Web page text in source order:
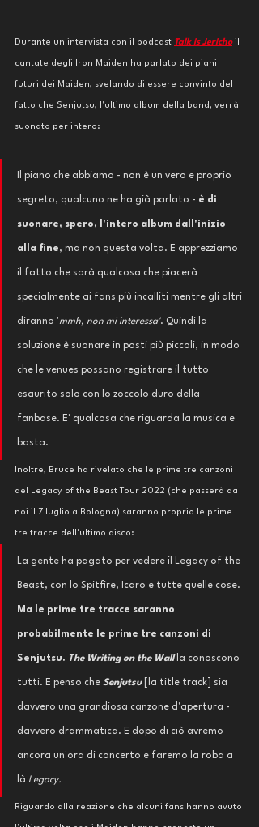
Durante un'intervista con il podcast Talk is Jericho il
cantate degli Iron Maiden ha parlato dei piani
futuri dei Maiden, svelando di essere convinto del
fatto che Senjutsu, l'ultimo album della band, verrà
suonato per intero:
Il piano che abbiamo - non è un vero e proprio
segreto, qualcuno ne ha già parlato - è di
suonare, spero, l'intero album dall'inizio
alla fine, ma non questa volta. E apprezziamo
il fatto che sarà qualcosa che piacerà
specialmente ai fans più incalliti mentre gli altri
diranno 'mmh, non mi interessa'. Quindi la
soluzione è suonare in posti più piccoli, in modo
che le venues possano registrare il tutto
esaurito solo con lo zoccolo duro della
fanbase. E' qualcosa che riguarda la musica e
basta.
Inoltre, Bruce ha rivelato che le prime tre canzoni
del Legacy of the Beast Tour 2022 (che passerà da
noi il 7 luglio a Bologna) saranno proprio le prime
tre tracce dell'ultimo disco:
La gente ha pagato per vedere il Legacy of the
Beast, con lo Spitfire, Icaro e tutte quelle cose.
Ma le prime tre tracce saranno
probabilmente le prime tre canzoni di
Senjutsu. The Writing on the Wall la conoscono
tutti. E penso che Senjutsu [la title track] sia
davvero una grandiosa canzone d'apertura -
davvero drammatica. E dopo di ciò avremo
ancora un'ora di concerto e faremo la roba a
là Legacy.
Riguardo alla reazione che alcuni fans hanno avuto